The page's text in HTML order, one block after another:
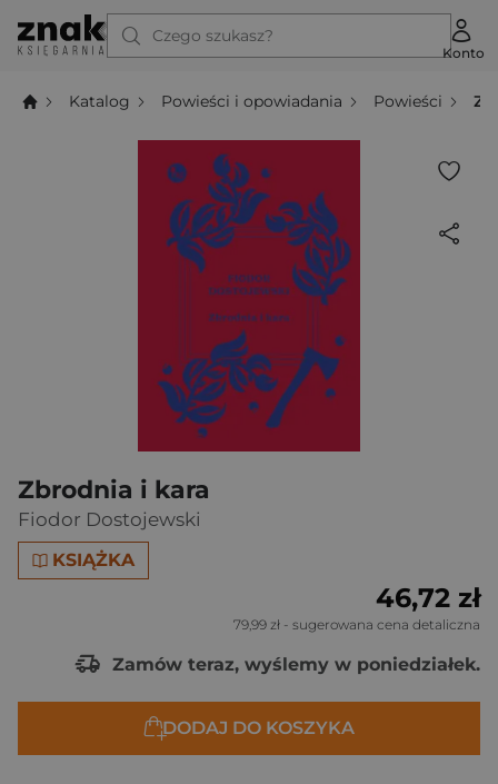
Czego szukasz?
Konto
Katalog Powieści i opowiadania Powieści
Zbrodnia i kara
Fiodor Dostojewski
KSIĄŻKA
46,72 zł
79,99 zł - sugerowana cena detaliczna
Zamów teraz, wyślemy w poniedziałek.
DODAJ DO KOSZYKA